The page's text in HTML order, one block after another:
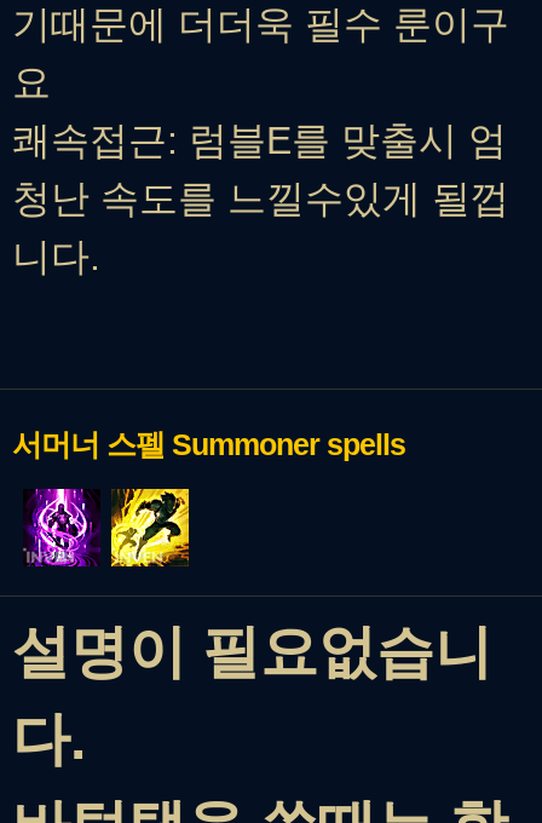
기때문에 더더욱 필수 룬이구
요
쾌속접근: 럼블E를 맞출시 엄
청난 속도를 느낄수있게 될껍
니다.
서머너 스펠 Summoner spells
설명이 필요없습니
다.